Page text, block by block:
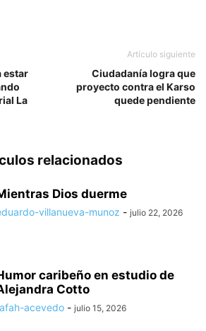
estar
La
Artículo siguiente
Ciudadanía logra que
proyecto contra el Karso
quede pendiente
relacionados
Dios duerme
villanueva-munoz - julio 22, 2026
caribeño en estudio de
Cotto
acevedo - julio 15, 2026